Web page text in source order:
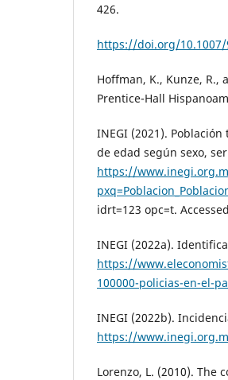
426.
https://doi.org/10.1007/
Hoffman, K., Kunze, R.,
Prentice-Hall
INEGI (2021).
de edad según sexo,
https://
idrt=123 opc=t.
INEGI (2022a).
https://
100000-policias-en-el-
INEGI (2022b).
https://
Lorenzo, L. (2010).